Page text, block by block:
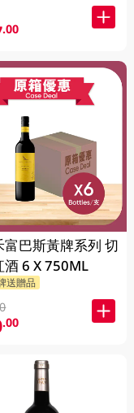
.00
富巴斯黃牌系列 切
粒子紅酒 6 X 750ML
送贈品
.00